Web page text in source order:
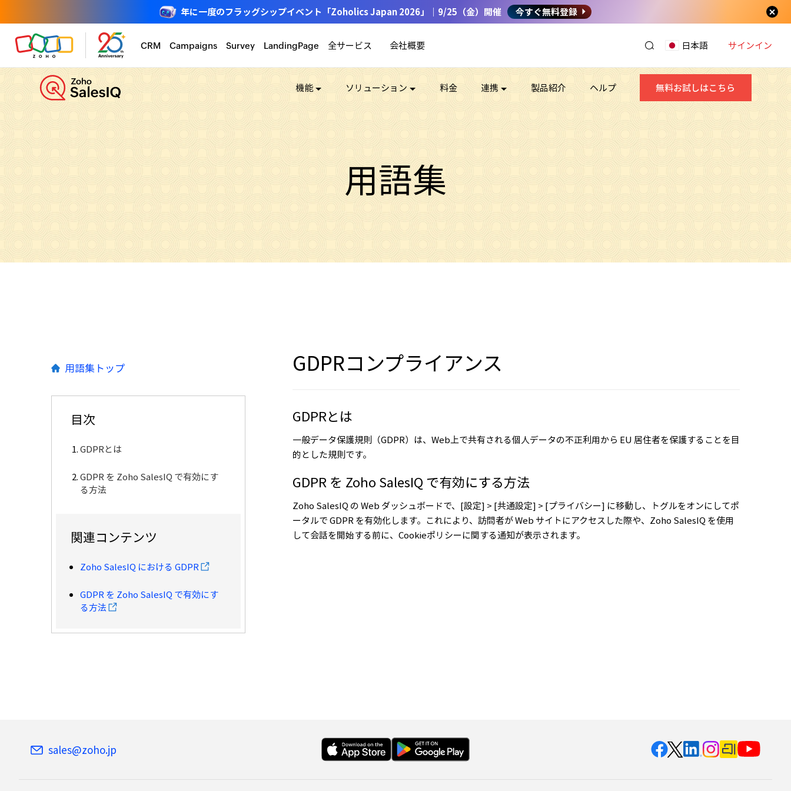
年に一度のフラッグシップイベント「Zoholics Japan 2026」｜9/25（金）開催 今すぐ無料登録
CRM Campaigns Survey LandingPage 全サービス 会社概要 日本語 サインイン
機能 ソリューション 料金 連携 製品紹介 ヘルプ 無料お試しはこちら
用語集
用語集トップ
目次
GDPRとは
GDPR を Zoho SalesIQ で有効にす
る方法
関連コンテンツ
Zoho SalesIQ における GDPR
GDPR を Zoho SalesIQ で有効にす
る方法
GDPRコンプライアンス
GDPRとは
一般データ保護規則（GDPR）は、Web上で共有される個人データの不正利用から EU 居住者を保護することを目
的とした規則です。
GDPR を Zoho SalesIQ で有効にする方法
Zoho SalesIQ の Web ダッシュボードで、[設定] > [共通設定] > [プライバシー] に移動し、トグルをオンにしてポ
ータルで GDPR を有効化します。これにより、訪問者が Web サイトにアクセスした際や、Zoho SalesIQ を使用
して会話を開始する前に、Cookieポリシーに関する通知が表示されます。
sales@zoho.jp